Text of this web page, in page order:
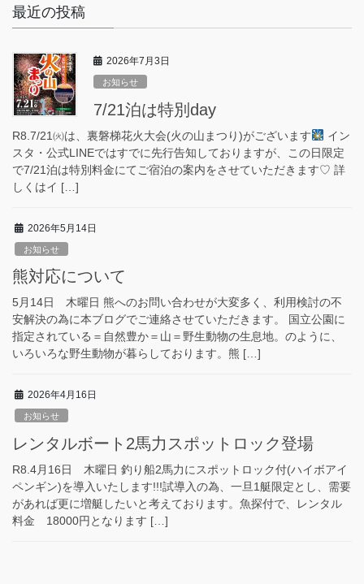
最近の投稿
2026年7月3日
お知らせ
7/21泊は特別day
R8.7/21㈫は、裏磐梯花火大会(火の山まつり)がございます
イン
スタ・公式LINEではすでに先行告知しておりますが、この日限定
で7/21泊は特別料金にてご宿泊の案内をさせていただきます♡ 詳
しくはイ […]
2026年5月14日
お知らせ
熊対応について
5月14日 木曜日 熊へのお問い合わせが大変多く、利用検討の不
安解決の為に本ブログでご連絡させていただきます。 国立公園に
指定されている＝自然豊か＝山＝野生動物の生息地。のように、
いろいろな野生動物が暮らしております。熊 […]
2026年4月16日
お知らせ
レンタルボート2馬力スポットロック登場
R8.4月16日 木曜日 釣り船2馬力にスポットロック付(ハイボアイ
ペンギン)を導入いたします!!!試導入の為、一旦1艇限定とし、需要
があれば更に増艇したいと考えております。魚探付で、レンタル
料金 18000円となります […]